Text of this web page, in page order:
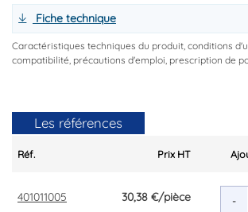
Fiche technique
Caractéristiques techniques du produit, conditions
compatibilité, précautions d'emploi, prescription de
Les références
Réf. Prix HT
401011005 30,38 €/pièce -